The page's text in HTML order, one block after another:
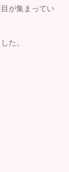
が集まってい
た。